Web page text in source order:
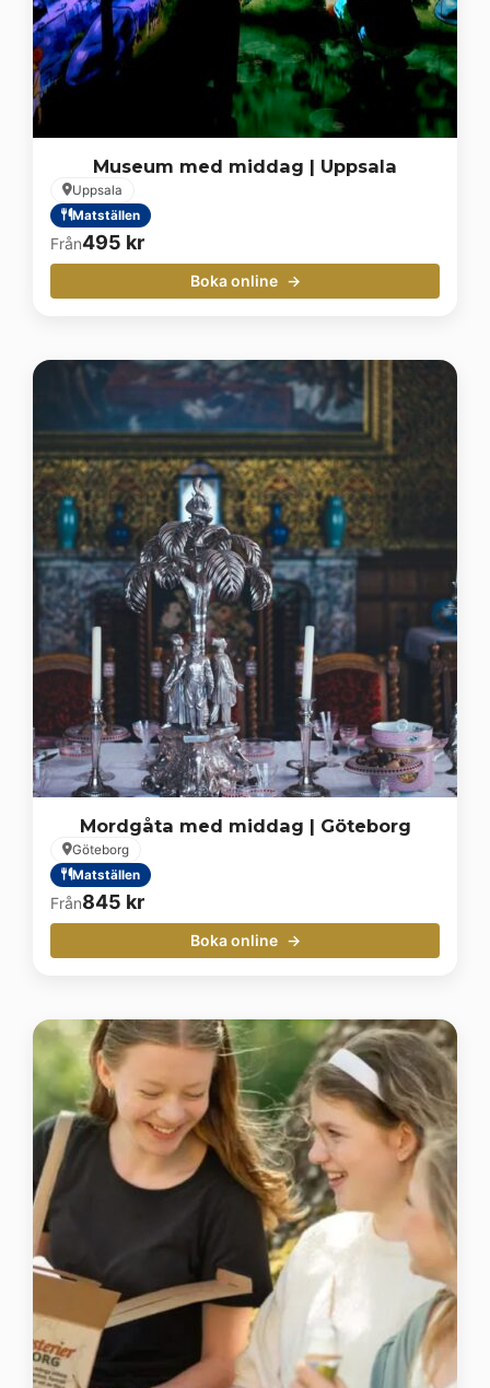
Museum med middag | Uppsala
Uppsala
Matställen
Från495 kr
Boka online
Mordgåta med middag | Göteborg
Göteborg
Matställen
Från845 kr
Boka online